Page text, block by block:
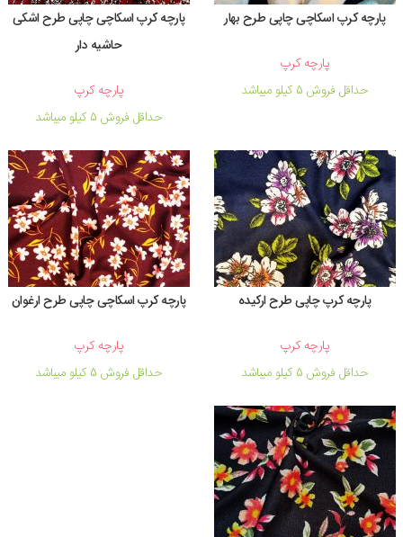
پارچه کرپ اسکاچی چاپی طرح بهار
پارچه کرپ
حداقل فروش 5 کیلو میباشد
پارچه کرپ اسکاچی چاپی طرح اشکی
حاشیه دار
پارچه کرپ
حداقل فروش 5 کیلو میباشد
پارچه کرپ چاپی طرح ارکیده
پارچه کرپ
حداقل فروش 5 کیلو میباشد
پارچه کرپ اسکاچی چاپی طرح ارغوان
پارچه کرپ
حداقل فروش 5 کیلو میباشد